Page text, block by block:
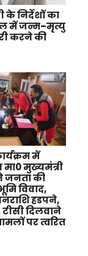
के निर्देशों का
में जन्म–मृत्यु
करने की
में
मुख्यमंत्री
जनता की
विवाद,
हडपने,
दिलवाने
पर त्वरित